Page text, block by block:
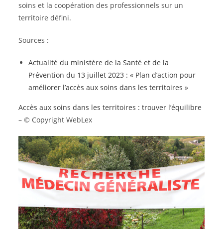
soins et la coopération des professionnels sur un
territoire défini.
Sources :
Actualité du ministère de la Santé et de la
Prévention du 13 juillet 2023 : « Plan d’action pour
améliorer l’accès aux soins dans les territoires »
Accès aux soins dans les territoires : trouver l’équilibre
– © Copyright WebLex